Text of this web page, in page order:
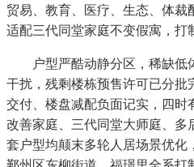
贸易、教育、医疗、生态、体裁
适配三代同堂家庭不变假寓，打
户型严酷动静分区，稀缺低
干扰，残剩楼栋预售许可已分批
交付、楼盘减配负面记实，四时
改善家庭、三代同堂大师庭、多
套户型均颠末多轮人居场景优化